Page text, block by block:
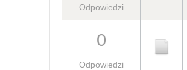
Odpowiedzi
0
Odpowiedzi